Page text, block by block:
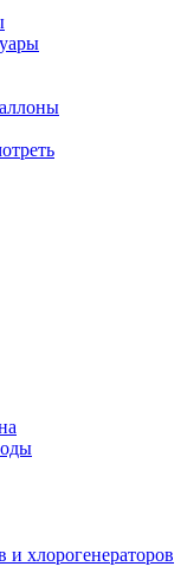
и хлорогенераторов